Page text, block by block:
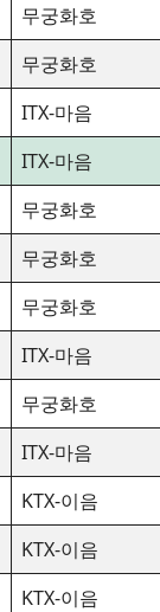
무궁화호
무궁화호
ITX-마음
ITX-마음
무궁화호
무궁화호
무궁화호
ITX-마음
무궁화호
ITX-마음
KTX-이음
KTX-이음
KTX-이음